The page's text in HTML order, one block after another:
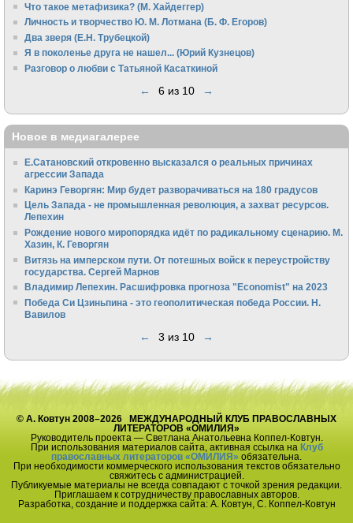
Что такое метафизика? (М. Хайдеггер)
Личность и творчество Ю. М. Лотмана (Б. Ф. Егоров)
Два зверя (Е.Н. Трубецкой)
Я в поколенье друга не нашел... (Юрий Кузнецов)
Разговор о любви с Татьяной Касаткиной
← 6 из 10 →
Новое в медиагалерее
Е.Сатановский откровенно высказался о реальных причинах
агрессии Запада
Каринэ Геворгян: Мир будет разворачиваться на 180 градусов
Цель Запада - не промышленная революция, а захват ресурсов.
Лепехин
Рождение нового миропорядка идёт по радикальному сценарию. М.
Хазин, К. Геворгян
Витязь на имперском пути. От потешных войск к переустройству
государства. Сергей Марнов
Владимир Лепехин. Расшифровка прогноза "Economist" на 2023
Победа Си Цзиньпина - это геополитическая победа России. Н.
Вавилов
← 3 из 10 →
© А. Ковтун 2008–2026 МЕЖДУНАРОДНЫЙ КЛУБ ПРАВОСЛАВНЫХ
ЛИТЕРАТОРОВ «ОМИЛИЯ»
Руководитель проекта — Светлана Анатольевна Коппел-Ковтун.
При использования материалов сайта, активная ссылка на Клуб
православных литераторов «ОМИЛИЯ» обязательна.
При необходимости коммерческого использования текстов обязательно
свяжитесь с администрацией.
Публикуемые материалы не всегда совпадают с точкой зрения редакции.
Приглашаем к сотрудничеству православных авторов.
Разработка, создание и поддержка сайта: А. Ковтун, С. Коппел-Ковтун